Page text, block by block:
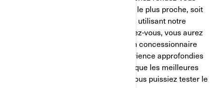
chez votre concessionnaire Can-Am le plus proche, soit
en le contactant directement, soit en utilisant notre
. En prenant rendez-vous, vous aurez
l’occasion d’être accompagné par un concessionnaire
qui a une connaissance et une expérience approfondies
de tous nos modèles. Il veillera à ce que les meilleures
conditions soient réunies pour que vous puissiez tester le